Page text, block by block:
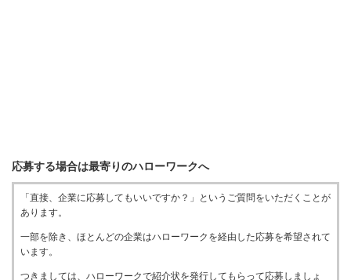
応募する場合は最寄りのハローワークへ
「直接、企業に応募してもいいですか？」というご質問をいただくことが
あります。
一部を除き、ほとんどの企業はハローワークを経由した応募を希望されて
います。
つきましては、ハローワークで紹介状を発行してもらって応募しましょ